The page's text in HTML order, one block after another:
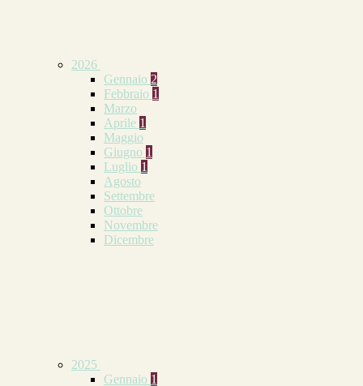
2026
Gennaio 2
Febbraio 1
Marzo
Aprile 1
Maggio
Giugno 1
Luglio 1
Agosto
Settembre
Ottobre
Novembre
Dicembre
2025
Gennaio 1